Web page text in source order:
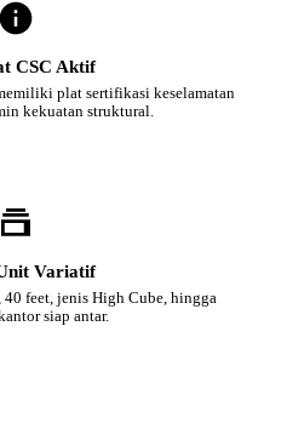
CSC Aktif
plat sertifikasi keselamatan
kekuatan struktural.
Variatif
feet, jenis High Cube, hingga
siap antar.